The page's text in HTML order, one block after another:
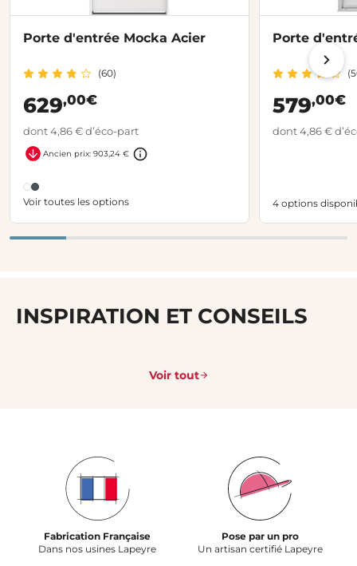
Porte d'entrée Mocka Acier
(60)
629,00€
dont 4,86 € d’éco-part
Ancien prix: 903,24 €
Voir toutes les options
Porte
579,00€
dont 4,86 €
4 options
INSPIRATION ET CONSEILS
Voir tout
Fabrication Française
Dans nos usines Lapeyre
Pose par un pro
Un artisan certifié Lapeyre